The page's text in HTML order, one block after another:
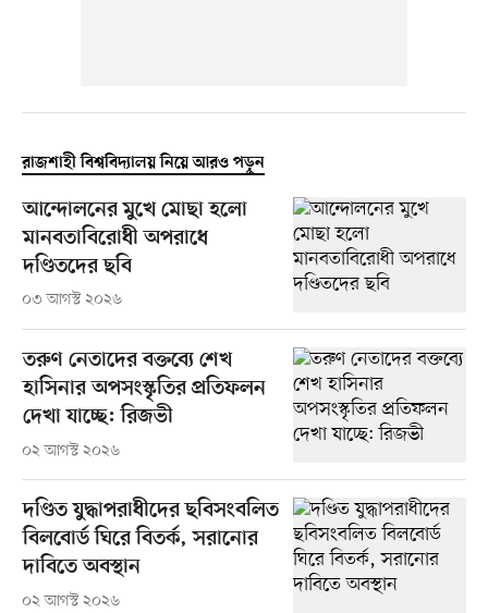
রাজশাহী বিশ্ববিদ্যালয় নিয়ে আরও পড়ুন
আন্দোলনের মুখে মোছা হলো
মানবতাবিরোধী অপরাধে
দণ্ডিতদের ছবি
০৩ আগস্ট ২০২৬
তরুণ নেতাদের বক্তব্যে শেখ
হাসিনার অপসংস্কৃতির প্রতিফলন
দেখা যাচ্ছে: রিজভী
০২ আগস্ট ২০২৬
দণ্ডিত যুদ্ধাপরাধীদের ছবিসংবলিত
বিলবোর্ড ঘিরে বিতর্ক, সরানোর
দাবিতে অবস্থান
০২ আগস্ট ২০২৬